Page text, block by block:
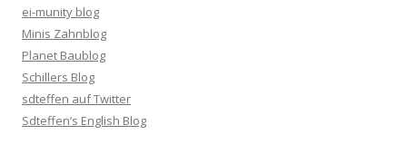
ei-munity blog
Minis Zahnblog
Planet Baublog
Schillers Blog
sdteffen auf Twitter
Sdteffen’s English Blog